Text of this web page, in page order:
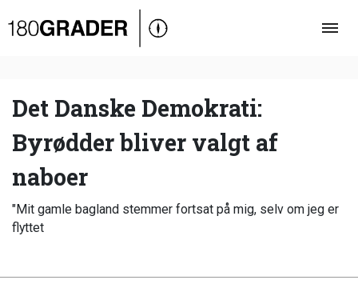
Oversigt
Debat
Video
Podcast
Det Danske Demokrati:
Byrødder bliver valgt af
naboer
"Mit gamle bagland stemmer fortsat på mig, selv om jeg er
flyttet